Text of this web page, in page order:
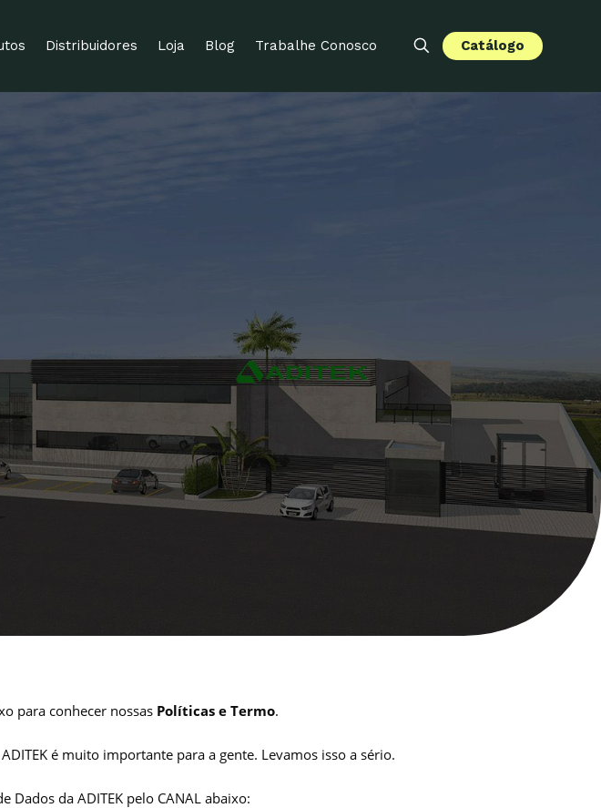
Distribuidores Loja Blog Trabalhe Conosco Catálogo
para conhecer nossas Políticas e Termo.
é muito importante para a gente. Levamos isso a sério.
Dados da ADITEK pelo CANAL abaixo: